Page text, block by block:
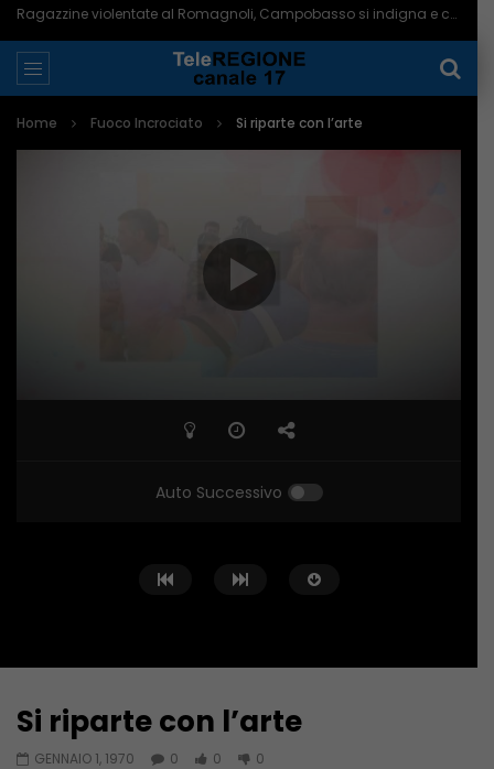
Termoli, lite finisce in un accoltellamento: 19enne denunciato a piede libero – 06/08/2026
Home Fuoco Incrociato Si riparte con l’arte
Auto Successivo
Si riparte con l’arte
GENNAIO 1, 1970 0 0 0